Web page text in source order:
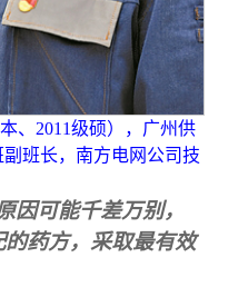
、2011级硕），广州供
班长，南方电网公司技
因可能千差万别，
药方，采取最有效